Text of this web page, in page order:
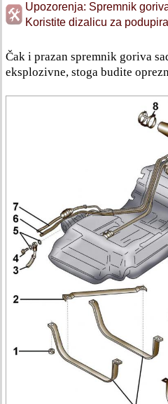
Upozorenja: Spremnik
Koristite dizalicu za
Čak i prazan spremnik goriva
eksplozivne, stoga budite